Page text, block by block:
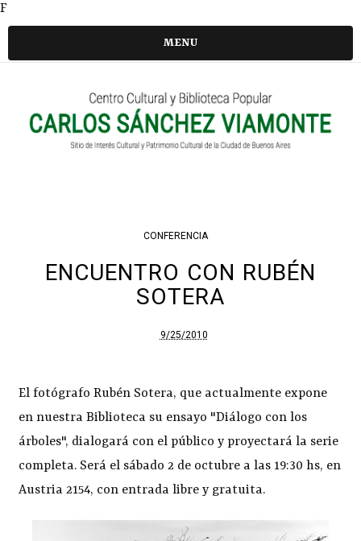
F
MENU
CONFERENCIA
ENCUENTRO CON RUBÉN
SOTERA
9/25/2010
El fotógrafo Rubén Sotera, que actualmente expone
en nuestra Biblioteca su ensayo "Diálogo con los
árboles", dialogará con el público y proyectará la serie
completa. Será el sábado 2 de octubre a las 19:30 hs, en
Austria 2154, con entrada libre y gratuita.